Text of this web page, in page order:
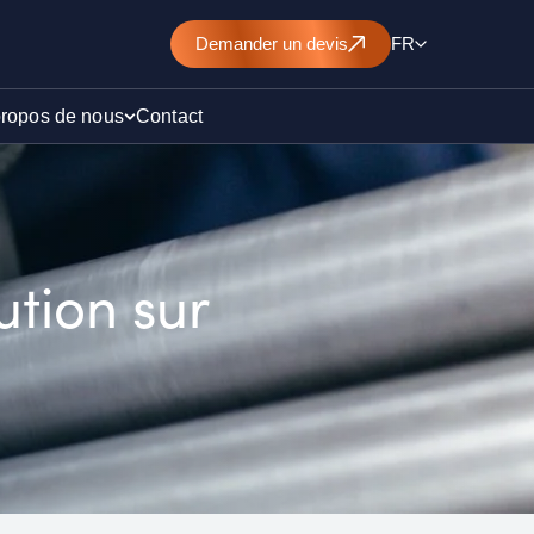
Demander un devis FR
de
de nous Contact
sur